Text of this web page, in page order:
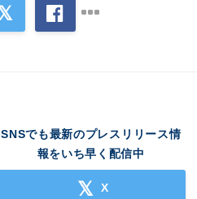
SNSでも最新のプレスリリース情
報をいち早く配信中
X